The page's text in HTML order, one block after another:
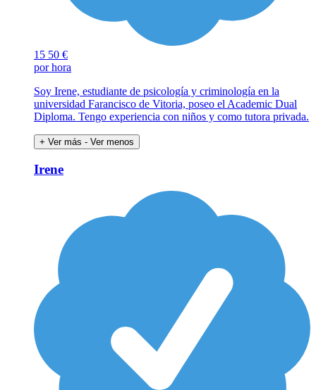
15 50 €
por hora
Soy Irene, estudiante de psicología y criminología en la
universidad Farancisco de Vitoria, poseo el Academic Dual
Diploma. Tengo experiencia con niños y como tutora privada.
+ Ver más - Ver menos
Irene